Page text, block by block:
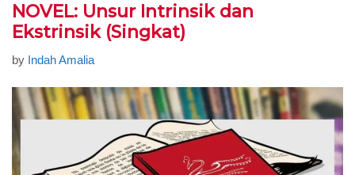
NOVEL: Unsur Intrinsik dan
Ekstrinsik (Singkat)
by Indah Amalia